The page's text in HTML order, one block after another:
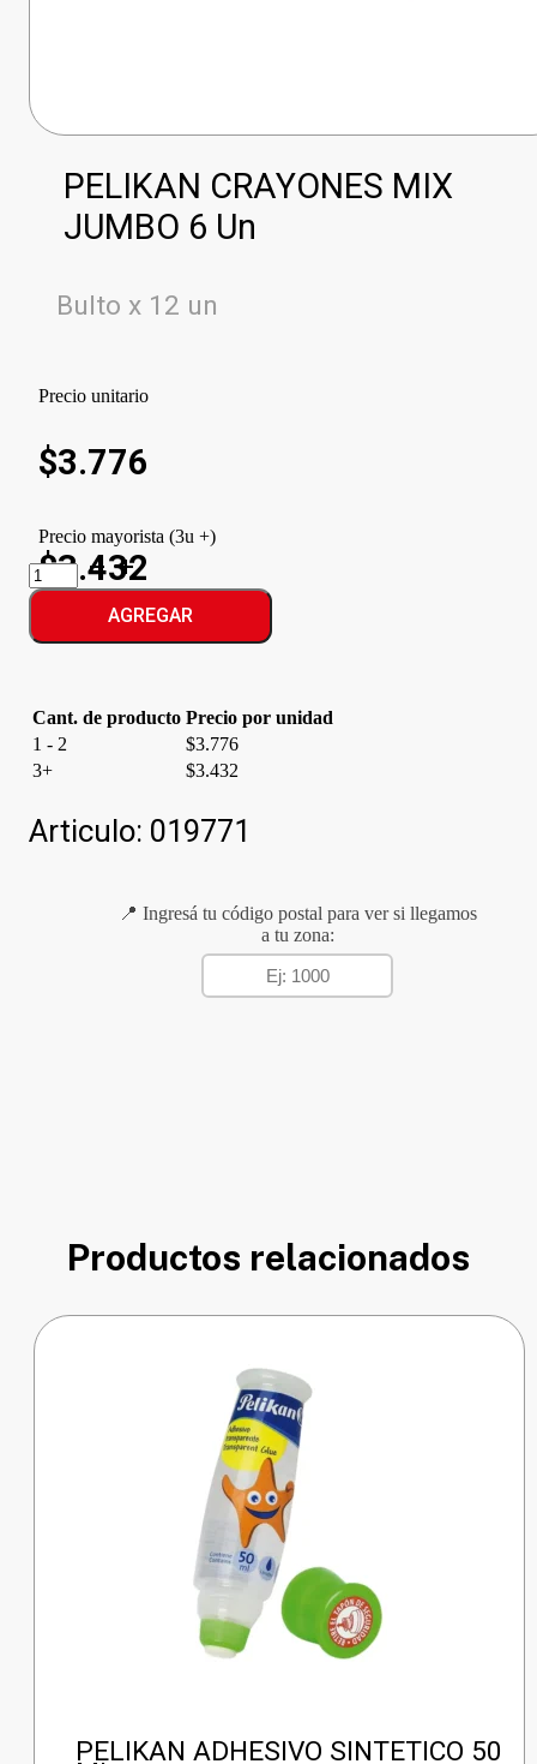
PELIKAN CRAYONES MIX
JUMBO 6 Un
Bulto x 12 un
Precio unitario
$3.776
Precio mayorista (3u +)
$3.432
PELIKAN
CRAYONES
MIX
cantidad
AGREGAR
Cant. de producto Precio por unidad
1 - 2
$3.776
3+
$3.432
Articulo: 019771
📍 Ingresá tu código postal para ver si llegamos
a tu zona:
Productos relacionados
PELIKAN ADHESIVO SINTETICO 50